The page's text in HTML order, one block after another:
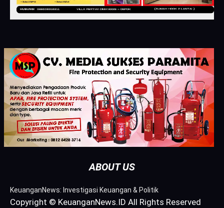
ABOUT US
KeuanganNews: Investigasi Keuangan & Politik
Copyright © KeuanganNews.ID All Rights Reserved